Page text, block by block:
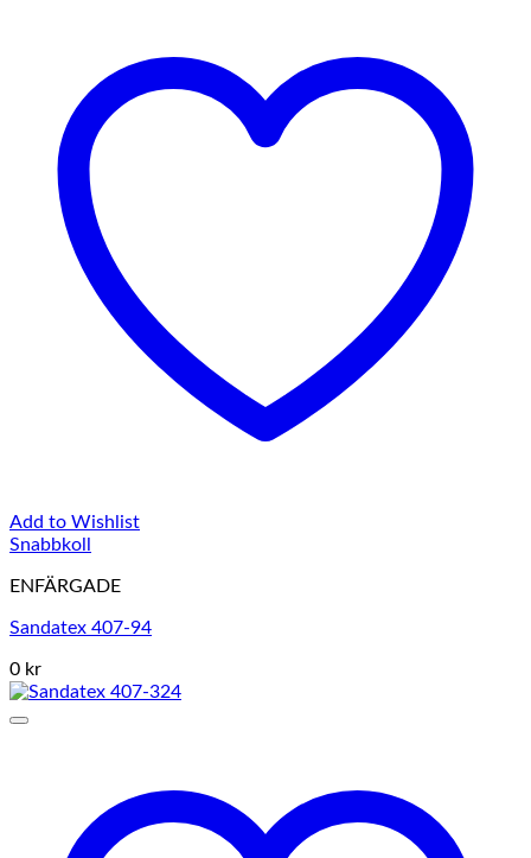
Add to Wishlist
Snabbkoll
ENFÄRGADE
Sandatex 407-94
0 kr